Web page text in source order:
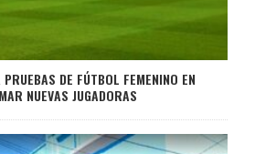
DE FÚTBOL FEMENINO EN
NUEVAS JUGADORAS